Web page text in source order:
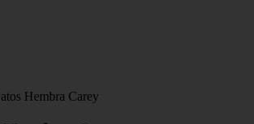
Hembra Carey